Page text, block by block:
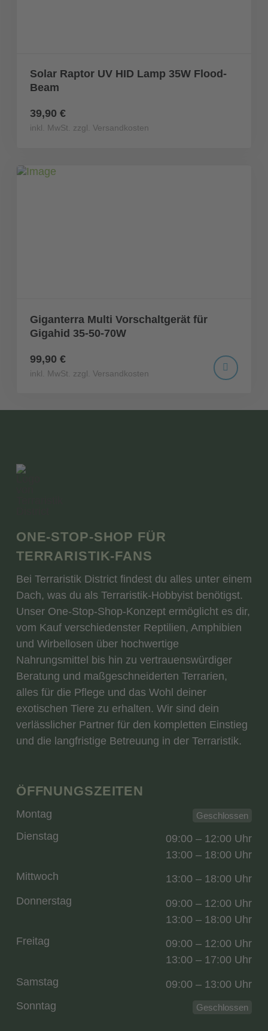
Solar Raptor UV HID Lamp 35W Flood-
Beam
39,90 €
inkl. MwSt. zzgl. Versandkosten
Giganterra Multi Vorschaltgerät für
Gigahid 35-50-70W
99,90 €
inkl. MwSt. zzgl. Versandkosten
ONE-STOP-SHOP FÜR
TERRARISTIK-FANS
Bei Terraristik District findest du alles unter einem
Dach, was du als Terraristik-Hobbyist benötigst.
Unser One-Stop-Shop-Konzept ermöglicht es dir,
vom Kauf verschiedenster Reptilien, Amphibien
und Wirbellosen über hochwertige
Nahrungsmittel bis hin zu vertrauenswürdiger
Beratung und maßgeschneiderten Terrarien,
alles für die Pflege und das Wohl deiner
exotischen Tiere zu erhalten. Wir sind dein
verlässlicher Partner für den kompletten Einstieg
und die langfristige Betreuung in der Terraristik.
ÖFFNUNGSZEITEN
Montag Geschlossen
Dienstag
09:00 – 12:00 Uhr
13:00 – 18:00 Uhr
Mittwoch
13:00 – 18:00 Uhr
Donnerstag
09:00 – 12:00 Uhr
13:00 – 18:00 Uhr
Freitag
09:00 – 12:00 Uhr
13:00 – 17:00 Uhr
Samstag
09:00 – 13:00 Uhr
Sonntag
Geschlossen